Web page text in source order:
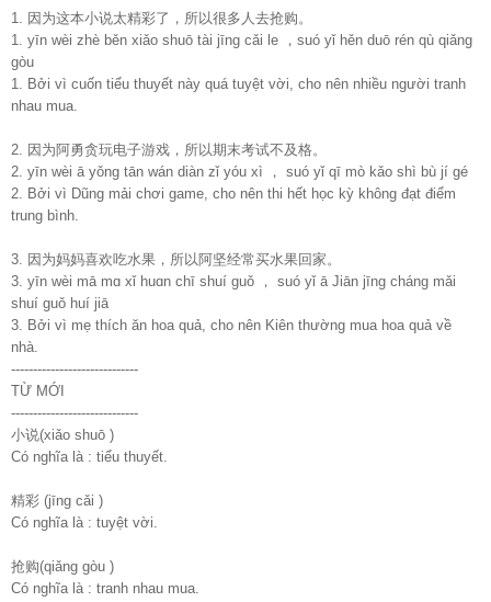
1. 因为这本小说太精彩了，所以很多人去抢购。
1. yīn wèi zhè běn xiǎo shuō tài jīnɡ cǎi le ，suó yǐ hěn duō rén qù qiǎnɡ
ɡòu
1. Bởi vì cuốn tiểu thuyết này quá tuyệt vời, cho nên nhiều người tranh
nhau mua.
2. 因为阿勇贪玩电子游戏，所以期末考试不及格。
2. yīn wèi ā yǒnɡ tān wán diàn zǐ yóu xì ， suó yǐ qī mò kǎo shì bù jí ɡé
2. Bởi vì Dũng mải chơi game, cho nên thi hết học kỳ không đạt điểm
trung bình.
3. 因为妈妈喜欢吃水果，所以阿坚经常买水果回家。
3. yīn wèi mā mɑ xǐ huɑn chī shuí ɡuǒ ， suó yǐ ā Jiān jīnɡ chánɡ mǎi
shuí ɡuǒ huí jiā
3. Bởi vì mẹ thích ăn hoa quả, cho nên Kiên thường mua hoa quả về
nhà.
-----------------------------
TỪ MỚI
-----------------------------
小说(xiǎo shuō )
Có nghĩa là : tiểu thuyết.
精彩 (jīnɡ cǎi )
Có nghĩa là : tuyệt vời.
抢购(qiǎnɡ ɡòu )
Có nghĩa là : tranh nhau mua.